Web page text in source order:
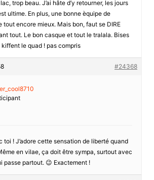
trop beau. J’ai hâte d’y retourner, les jours
ultime. En plus, une bonne èquipe de
tout encore mieux. Mais bon, faut se DIRE
tout. Le bon casque et tout le tralala. Bises
le quad ! pas compris
#24368
toi ! J’adore cette sensation de liberté quand
en vilae, ça doit être sympa, surtout avec
passe partout. 😉 Exactement !